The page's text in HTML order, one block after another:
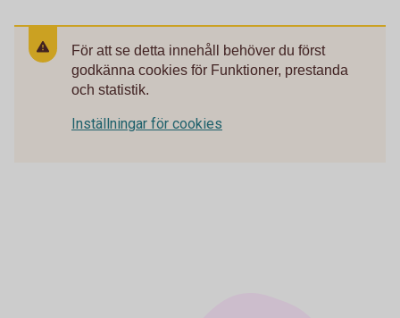
För att se detta innehåll behöver du först
godkänna cookies för Funktioner, prestanda
och statistik.
Inställningar för cookies